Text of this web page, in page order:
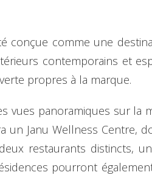
conçue comme une
contemporains et
propres à la marque.
vues panoramiques sur la
un Janu Wellness Centre,
restaurants distincts,
pourront